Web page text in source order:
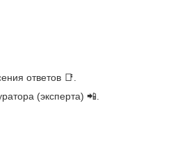
ответов 📑.
(эксперта) 📲.